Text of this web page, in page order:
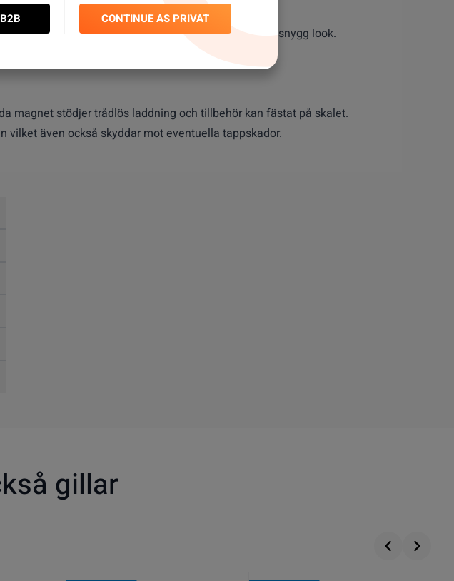
smtidigt som caset håller en clean, simpel och snygg look.
magnet stödjer trådlös laddning och tillbehör kan fästat på skalet.
vilket även också skyddar mot eventuella tappskador.
gillar
CONTINUE AS PRIVAT